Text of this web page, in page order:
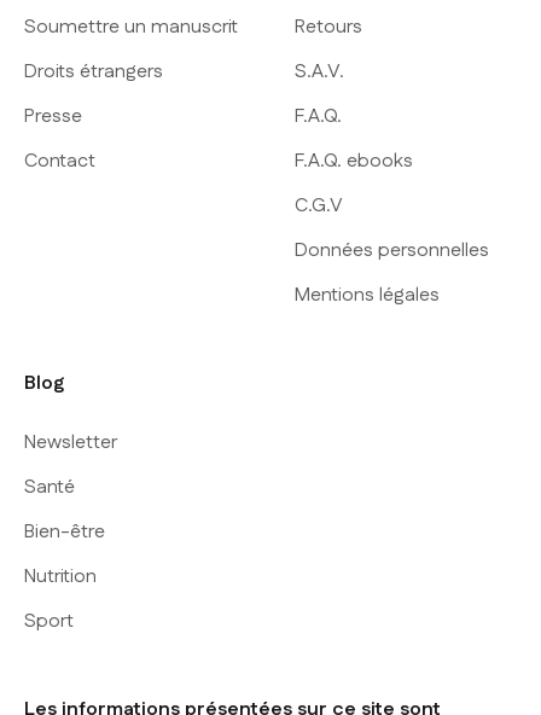
Soumettre un manuscrit
Droits étrangers
Presse
Contact
Retours
S.A.V.
F.A.Q.
F.A.Q. ebooks
C.G.V
Données personnelles
Mentions légales
Blog
Newsletter
Santé
Bien-être
Nutrition
Sport
Les informations présentées sur ce site sont